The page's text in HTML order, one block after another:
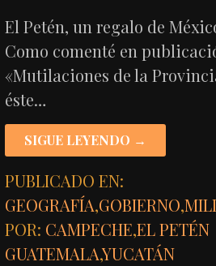
El Petén, un regalo de
Como comenté en
«Mutilaciones de la
éste…
SIGUE LEYENDO →
PUBLICADO EN:
GEOGRAFÍA,GOBIERNO,
POR: CAMPECHE,EL PETÉN
GUATEMALA,YUCATÁN